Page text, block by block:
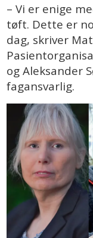
– Vi er enige
tøft. Dette er
dag, skriver
og Aleksander
fagansvarlig.